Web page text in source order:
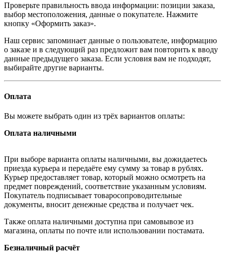
Проверьте правильность ввода информации: позиции заказа,
выбор местоположения, данные о покупателе. Нажмите
кнопку «Оформить заказ».
Наш сервис запоминает данные о пользователе, информацию
о заказе и в следующий раз предложит вам повторить к вводу
данные предыдущего заказа. Если условия вам не подходят,
выбирайте другие варианты.
Оплата
Вы можете выбрать один из трёх вариантов оплаты:
Оплата наличными
При выборе варианта оплаты наличными, вы дожидаетесь
приезда курьера и передаёте ему сумму за товар в рублях.
Курьер предоставляет товар, который можно осмотреть на
предмет повреждений, соответствие указанным условиям.
Покупатель подписывает товаросопроводительные
документы, вносит денежные средства и получает чек.
Также оплата наличными доступна при самовывозе из
магазина, оплаты по почте или использовании постамата.
Безналичный расчёт